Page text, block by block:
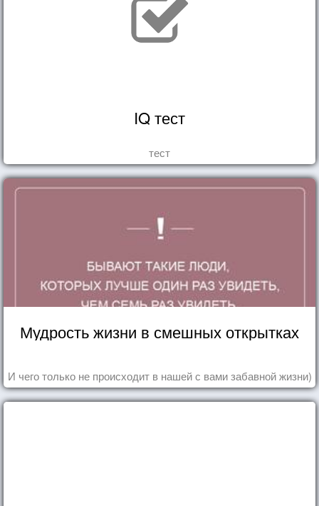
IQ тест
тест
Мудрость жизни в смешных открытках
И чего только не происходит в нашей с вами забавной жизни)